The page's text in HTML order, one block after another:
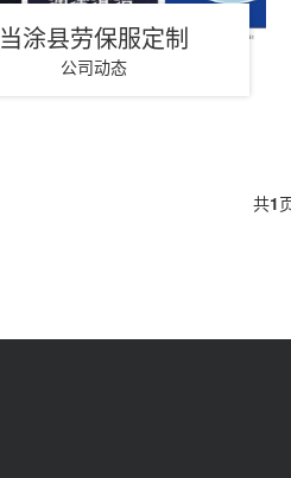
当涂县劳保服定制
公司动态
共1